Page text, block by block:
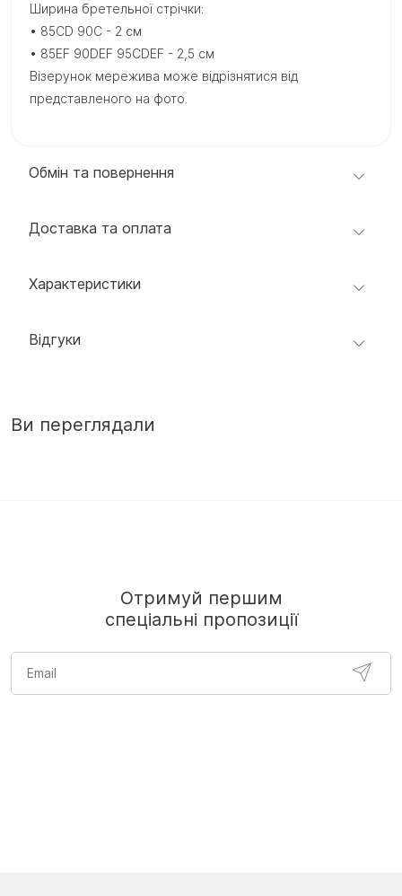
Ширина бретельної стрічки:
• 85CD 90C - 2 см
• 85EF 90DEF 95CDEF - 2,5 см
Візерунок мережива може відрізнятися від
представленого на фото.
Обмін та повернення
Доставка та оплата
Характеристики
Відгуки
Ви переглядали
Отримуй першим
спеціальні пропозиції